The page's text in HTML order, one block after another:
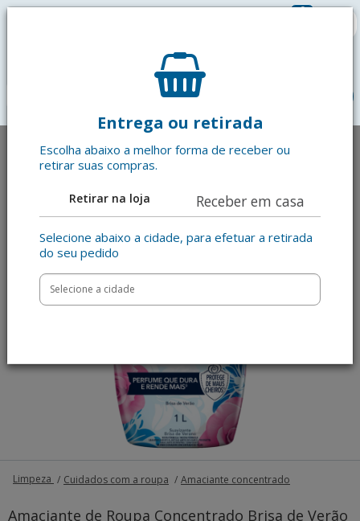
0
Entrega ou retirada
Escolha abaixo a melhor forma de receber ou
retirar suas compras.
Retirar na loja Receber em casa
Selecione abaixo a cidade, para efetuar a retirada
do seu pedido
Limpeza Cuidados com a roupa Amaciante concentrado
Amaciante de Roupa Concentrado Brisa de Verão